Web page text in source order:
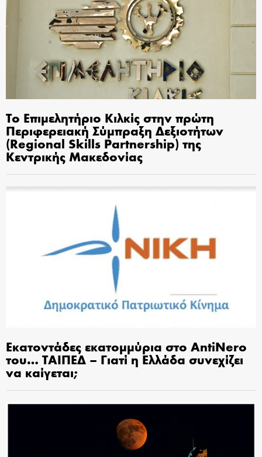
Το Επιμελητήριο Κιλκίς στην πρώτη
Περιφερειακή Σύμπραξη Δεξιοτήτων
(Regional Skills Partnership) της
Κεντρικής Μακεδονίας
Εκατοντάδες εκατομμύρια στο AntiNero
του… ΤΑΙΠΕΔ – Γιατί η Ελλάδα συνεχίζει
να καίγεται;